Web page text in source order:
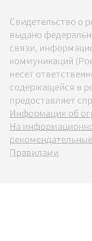
Свидетельство о
выдано
связи,
коммуникаций
несет
содержащейся в
предоставляет
Информация об
На
Правилами